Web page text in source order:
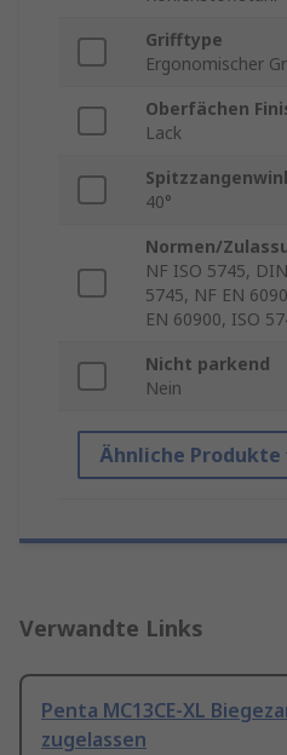
Grifftype
Ergonomischer
Oberfächen
Lack
40°
Normen/
NF ISO 5745,
5745, NF EN
EN 60900, ISO
Nicht parkend
Nein
Ähnliche Produkte
Verwandte Links
Penta MC13CE-XL
zugelassen